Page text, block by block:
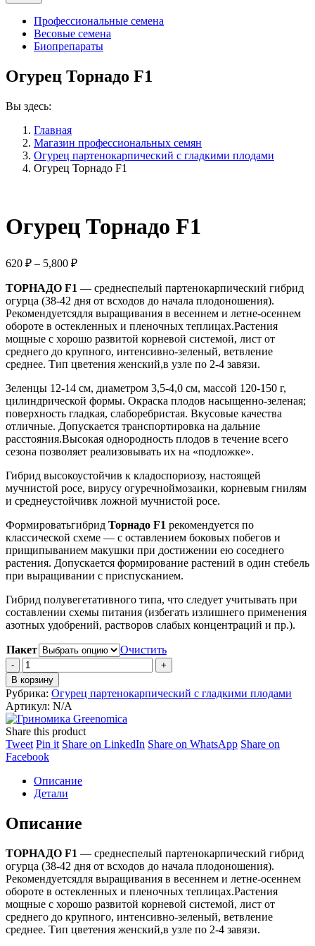
Профессиональные семена
Весовые семена
Биопрепараты
Огурец Торнадо F1
Вы здесь:
Главная
Магазин профессиональных семян
Огурец партенокарпический с гладкими плодами
Огурец Торнадо F1
Огурец Торнадо F1
620 ₽ – 5,800 ₽Диапазон
620 ₽
–
5,800 ₽
ТОРНАДО F1 — среднеспелый партенокарпический гибрид
огурца (38-42 дня от всходов до начала плодоношения).
Рекомендуетсядля выращивания в весеннем и летне-осеннем
обороте в остекленных и пленочных теплицах.Растения
мощные с хорошо развитой корневой системой, лист от
среднего до крупного, интенсивно-зеленый, ветвление
среднее. Тип цветения женский,в узле по 2-4 завязи.
Зеленцы 12-14 см, диаметром 3,5-4,0 см, массой 120-150 г,
цилиндрической формы. Окраска плодов насыщенно-зеленая;
поверхность гладкая, слаборебристая. Вкусовые качества
отличные. Допускается транспортировка на дальние
расстояния.Высокая однородность плодов в течение всего
сезона позволяет реализовывать их на «подложке».
Гибрид высокоустойчив к кладоспориозу, настоящей
мучнистой росе, вирусу огуречноймозаики, корневым гнилям
и среднеустойчивк ложной мучнистой росе.
Формироватьгибрид Торнадо F1 рекомендуется по
классической схеме — с оставлением боковых побегов и
прищипыванием макушки при достижении ею соседнего
растения. Допускается формирование растений в один стебель
при выращивании с приспусканием.
Гибрид полувегетативного типа, что следует учитывать при
составлении схемы питания (избегать излишнего применения
азотных удобрений, растворов слабых концентраций и пр.).
Пакет
Очистить
Огурец
Торнадо
F1
quantity
В корзину
Рубрика: Огурец партенокарпический с гладкими плодами
Артикул: N/A
Share this product
TweetShare
on
Pin itShare
Share on LinkedIn Share
Share on WhatsAppShare
Share on
FacebookShare
Facebook
Описание
Детали
Описание
ТОРНАДО F1 — среднеспелый партенокарпический гибрид
огурца (38-42 дня от всходов до начала плодоношения).
Рекомендуетсядля выращивания в весеннем и летне-осеннем
обороте в остекленных и пленочных теплицах.Растения
мощные с хорошо развитой корневой системой, лист от
среднего до крупного, интенсивно-зеленый, ветвление
среднее. Тип цветения женский,в узле по 2-4 завязи.